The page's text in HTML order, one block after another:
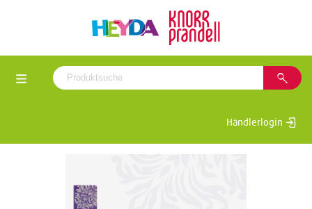
Händlerlogin